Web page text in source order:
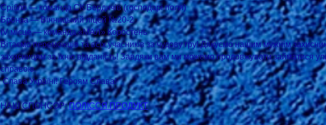
Срібло — команда СК Бердичів (господарі поля)
Бронза — Вінницький ліцей №20-2
IV місце — команда «МАЛ» Коростень
Вітаємо переможців та всіх учасників за чудову гру! Дякуємо нашим мужнім
захисницям за їхню відданість! Завдяки вам ми можемо продовжувати займатися
справою.
Слава Україні! Героям Слава!
НАШ СПОНСОР: ПОЛІССЯ ПРОДУКТ